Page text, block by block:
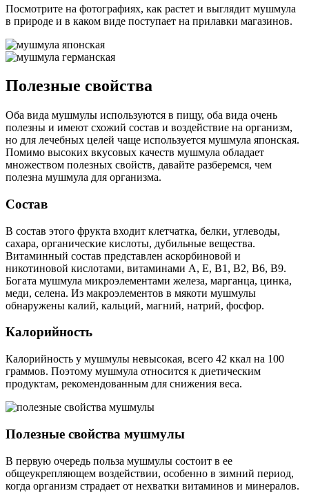
Посмотрите на фотографиях, как растет и выглядит мушмула
в природе и в каком виде поступает на прилавки магазинов.
Полезные свойства
Оба вида мушмулы используются в пищу, оба вида очень
полезны и имеют схожий состав и воздействие на организм,
но для лечебных целей чаще используется мушмула японская.
Помимо высоких вкусовых качеств мушмула обладает
множеством полезных свойств, давайте разберемся, чем
полезна мушмула для организма.
Состав
В состав этого фрукта входит клетчатка, белки, углеводы,
сахара, органические кислоты, дубильные вещества.
Витаминный состав представлен аскорбиновой и
никотиновой кислотами, витаминами А, Е, В1, В2, В6, В9.
Богата мушмула микроэлементами железа, марганца, цинка,
меди, селена. Из макроэлементов в мякоти мушмулы
обнаружены калий, кальций, магний, натрий, фосфор.
Калорийность
Калорийность у мушмулы невысокая, всего 42 ккал на 100
граммов. Поэтому мушмула относится к диетическим
продуктам, рекомендованным для снижения веса.
Полезные свойства мушмулы
В первую очередь польза мушмулы состоит в ее
общеукрепляющем воздействии, особенно в зимний период,
когда организм страдает от нехватки витаминов и минералов.